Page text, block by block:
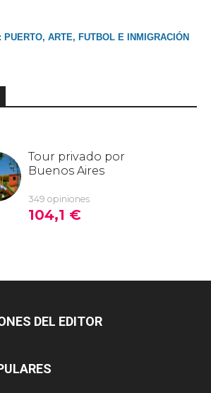
PUERTO, ARTE, FUTBOL E INMIGRACIÓN
DEL EDITOR